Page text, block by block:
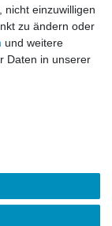
nicht einzuwilligen
zu ändern oder
und weitere
Daten in unserer